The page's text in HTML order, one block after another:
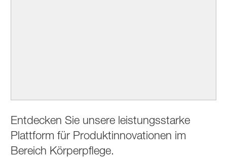
Entdecken Sie unsere leistungsstarke
Plattform für Produktinnovationen im
Bereich Körperpflege.